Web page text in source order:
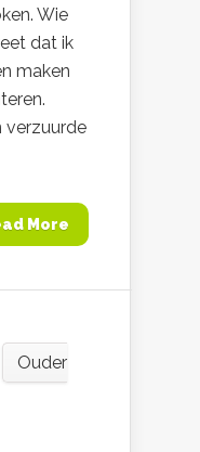
Wie
dat ik
maken
verzuurde
More
Ouder